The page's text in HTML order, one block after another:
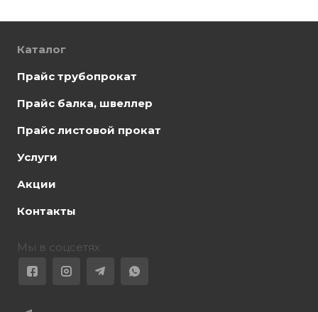
Каталог
Прайс трубопрокат
Прайс балка, швеллер
Прайс листовой прокат
Услуги
Акции
Контакты
Мы в соцсетях